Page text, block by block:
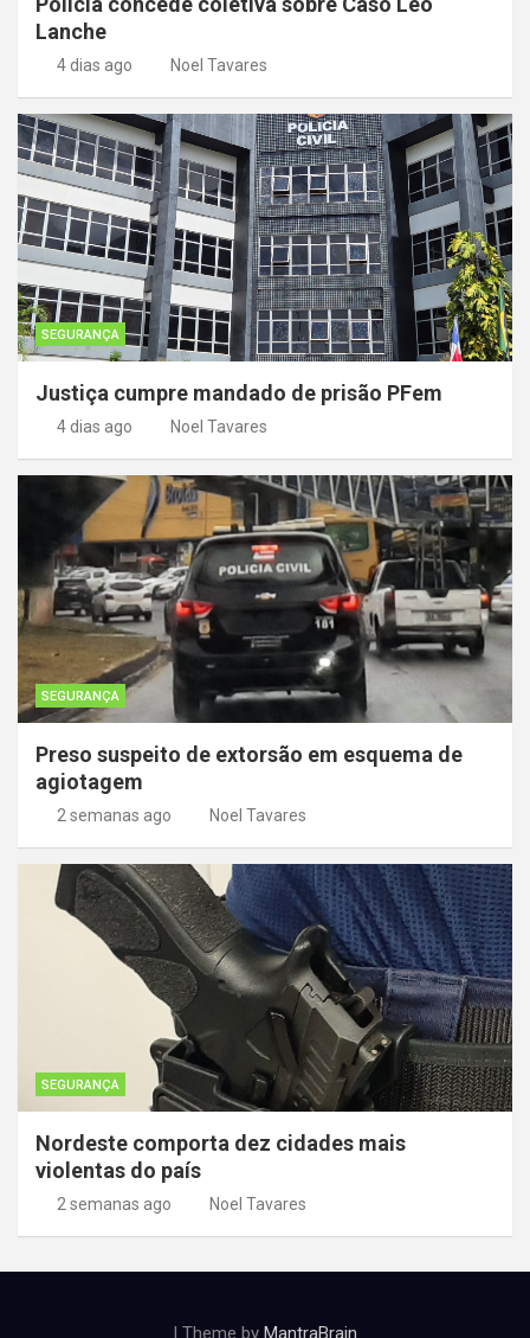
Lanche
4 dias ago Noel Tavares
SEGURANÇA
Justiça cumpre mandado de prisão PFem
4 dias ago Noel Tavares
SEGURANÇA
Preso suspeito de extorsão em esquema de
agiotagem
2 semanas ago Noel Tavares
SEGURANÇA
Nordeste comporta dez cidades mais
violentas do país
2 semanas ago Noel Tavares
| Theme by MantraBrain